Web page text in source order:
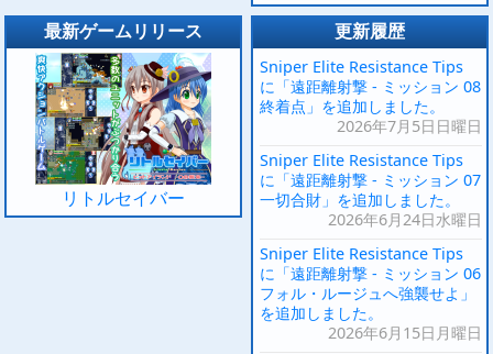
最新ゲームリリース
リトルセイバー
更新履歴
Sniper Elite Resistance Tips
に「遠距離射撃 - ミッション 08
終着点」を追加しました。
2026年7月5日日曜日
Sniper Elite Resistance Tips
に「遠距離射撃 - ミッション 07
一切合財」を追加しました。
2026年6月24日水曜日
Sniper Elite Resistance Tips
に「遠距離射撃 - ミッション 06
フォル・ルージュへ強襲せよ」
を追加しました。
2026年6月15日月曜日